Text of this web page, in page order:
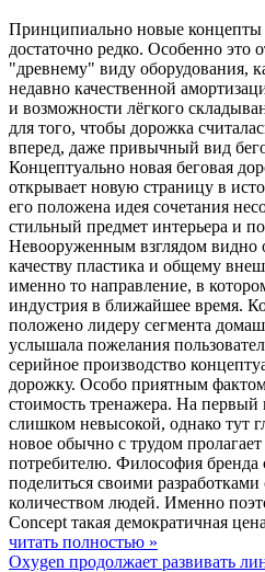
Принципиально новые концепты
достаточно редко. Особенно это
"древнему" виду оборудования,
недавно качественной
и возможности лёгкого
для того, чтобы дорожка
вперед, даже привычный вид
Концептуально новая беговая
открывает новую страницу в
его положена идея сочетания
стильный предмет интерьера и
Невооруженным взглядом видно
качеству пластика и общему
именно то направление, в
индустрия в ближайшее время.
положено лидеру сегмента
услышала пожелания
серийное производство
дорожку. Особо приятным
стоимость тренажера. На первый
слишком невысокой, однако тут
новое обычно с трудом
потребителю. Философия бренда
поделиться своими
количеством людей. Именно
Concept такая демократичная
читать полностью »
Oxygen продолжает развивать